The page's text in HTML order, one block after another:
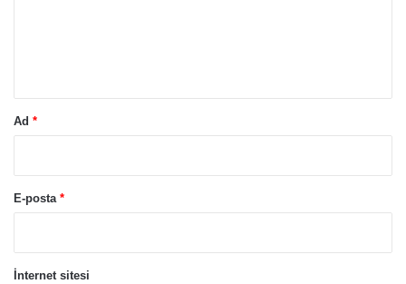
Ad *
E-posta *
İnternet sitesi